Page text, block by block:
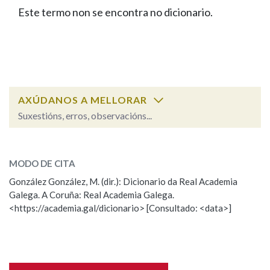
FIGURAS HOMENAXEADAS
PORTAL DAS PALABRAS
Facebook
TwitterYoutubeInstagram
Bluesky
BUSCAR NOS LEMAS
Remata por
BUSCAR NO CONTIDO
Nas definicións
Este termo non se encontra no dicionario.
AXÚDANOS A MELLORAR
Suxestións, erros, observacións...
Observación
Nome
MODO DE CITA
González González, M. (dir.): Dicionario da Real Academia
Galega. A Coruña: Real Academia Galega.
<https://academia.gal/dicionario> [Consultado: <data>]